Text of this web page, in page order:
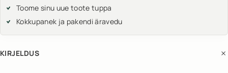
Toome sinu uue toote tuppa
Kokkupanek ja pakendi äravedu
KIRJELDUS